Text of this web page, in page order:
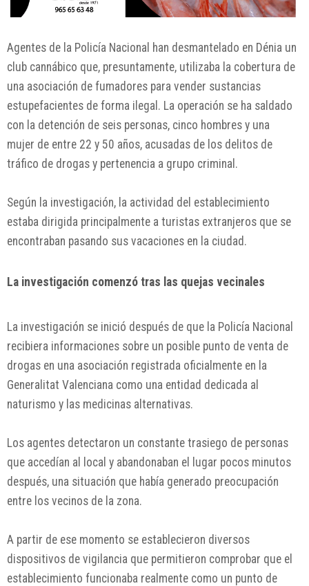
Agentes de la Policía Nacional han desmantelado en Dénia un
club cannábico que, presuntamente, utilizaba la cobertura de
una asociación de fumadores para vender sustancias
estupefacientes de forma ilegal. La operación se ha saldado
con la detención de seis personas, cinco hombres y una
mujer de entre 22 y 50 años, acusadas de los delitos de
tráfico de drogas y pertenencia a grupo criminal.
Según la investigación, la actividad del establecimiento
estaba dirigida principalmente a turistas extranjeros que se
encontraban pasando sus vacaciones en la ciudad.
La investigación comenzó tras las quejas vecinales
La investigación se inició después de que la Policía Nacional
recibiera informaciones sobre un posible punto de venta de
drogas en una asociación registrada oficialmente en la
Generalitat Valenciana como una entidad dedicada al
naturismo y las medicinas alternativas.
Los agentes detectaron un constante trasiego de personas
que accedían al local y abandonaban el lugar pocos minutos
después, una situación que había generado preocupación
entre los vecinos de la zona.
A partir de ese momento se establecieron diversos
dispositivos de vigilancia que permitieron comprobar que el
establecimiento funcionaba realmente como un punto de